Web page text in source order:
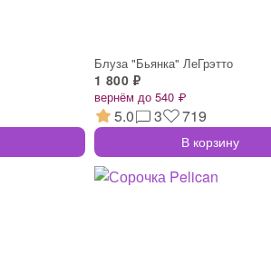
Блуза "Бьянка" ЛеГрэтто
1 800 ₽
вернём до 540 ₽
5.0 3 719
В корзину